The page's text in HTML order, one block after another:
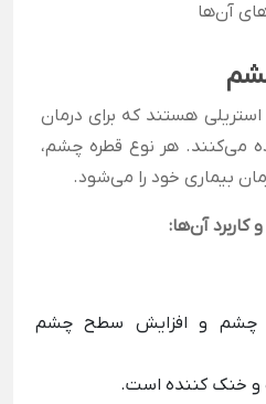
هستند که برای درمان
می‌کنند. هر نوع قطره چشم،
بیماری خود را می‌شود.
آن‌ها:
چشم و افزایش سطح چشم
و خنک کننده است.